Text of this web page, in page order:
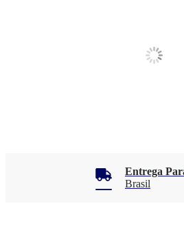
Entrega
Brasil